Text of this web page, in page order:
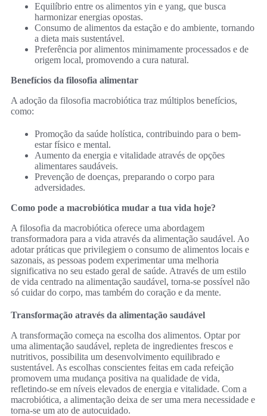
Equilíbrio entre os alimentos yin e yang, que busca
harmonizar energias opostas.
Consumo de alimentos da estação e do ambiente, tornando
a dieta mais sustentável.
Preferência por alimentos minimamente processados e de
origem local, promovendo a cura natural.
Benefícios da filosofia alimentar
A adoção da filosofia macrobiótica traz múltiplos benefícios,
como:
Promoção da saúde holística, contribuindo para o bem-
estar físico e mental.
Aumento da energia e vitalidade através de opções
alimentares saudáveis.
Prevenção de doenças, preparando o corpo para
adversidades.
Como pode a macrobiótica mudar a tua vida hoje?
A filosofia da macrobiótica oferece uma abordagem
transformadora para a vida através da alimentação saudável. Ao
adotar práticas que privilegiem o consumo de alimentos locais e
sazonais, as pessoas podem experimentar uma melhoria
significativa no seu estado geral de saúde. Através de um estilo
de vida centrado na alimentação saudável, torna-se possível não
só cuidar do corpo, mas também do coração e da mente.
Transformação através da alimentação saudável
A transformação começa na escolha dos alimentos. Optar por
uma alimentação saudável, repleta de ingredientes frescos e
nutritivos, possibilita um desenvolvimento equilibrado e
sustentável. As escolhas conscientes feitas em cada refeição
promovem uma mudança positiva na qualidade de vida,
refletindo-se em níveis elevados de energia e vitalidade. Com a
macrobiótica, a alimentação deixa de ser uma mera necessidade e
torna-se um ato de autocuidado.